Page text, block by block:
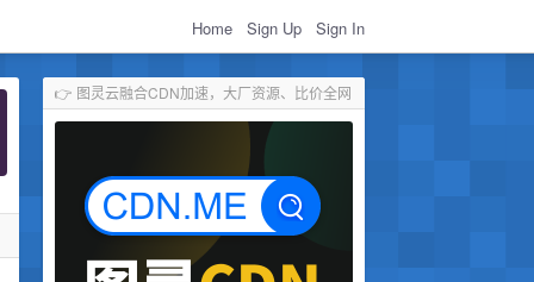
Home Sign Up Sign In
👉 图灵云融合CDN加速，大厂资源、比价全网